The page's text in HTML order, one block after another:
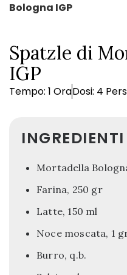
Bologna IGP
Spatzle di
IGP
Tempo: 1 OraDosi: 4
INGREDIENTI
Mortadella
Farina, 250 gr
Latte, 150 ml
Noce moscata, 1
Burro, q.b.